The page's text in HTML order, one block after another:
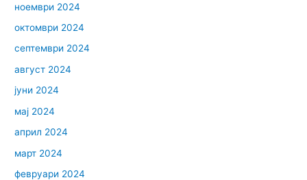
ноември 2024
октомври 2024
септември 2024
август 2024
јуни 2024
мај 2024
април 2024
март 2024
февруари 2024